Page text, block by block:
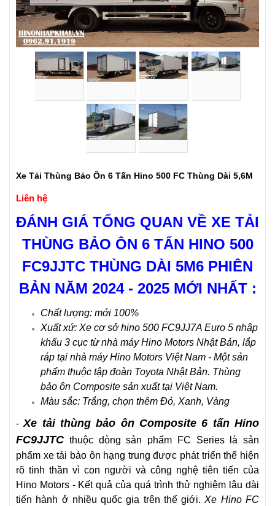
Xe Tải Thùng Bảo Ôn 6 Tấn Hino 500 FC Thùng Dài 5,6M
Liên hệ
ĐÁNH GIÁ TỔNG QUAN VỀ XE TẢI
THÙNG BẢO ÔN 6 TẤN HINO 500
FC9JJTC THÙNG DÀI 5M6 PHIÊN
BẢN NĂM 2024 - 2025 MỚI NHẤT :
Chất lượng: mới 100%
Xuất xứ: Xe cơ sở hino 500 FC9JJ7A Euro 5 nhập
khẩu 3 cục từ nhà máy Hino Motors Nhật Bản, lắp
ráp tại nhà máy Hino Motors Việt Nam - Một sản
phẩm thuộc tập đoàn Toyota Nhật Bản. Thùng
bảo ôn Composite sản xuất tại Việt Nam.
Màu sắc: Trắng, chọn thêm Đỏ, Xanh, Vàng
-Xe tải thùng bảo ôn Composite 6 tấn Hino
FC9JJTC thuộc dòng sản phẩm FC Series là sản
phẩm xe tải bảo ôn hạng trung được phát triển thể hiện
rõ tinh thần vì con người và công nghệ tiên tiến của
Hino Motors - Kết quả của quá trình thử nghiệm lâu dài
tiến hành ở nhiều quốc gia trên thế giới.Xe Hino FC